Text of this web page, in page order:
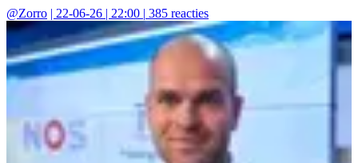
@Zorro | 22-06-26 | 22:00 | 385 reacties